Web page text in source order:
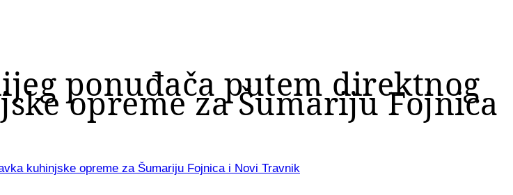
ponuđača putem direktnog
opreme za Šumariju Fojnica
kuhinjske opreme za Šumariju Fojnica i Novi Travnik